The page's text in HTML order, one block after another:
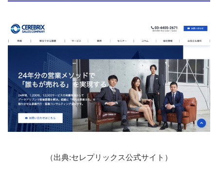
（出典:セレプリックス公式サイト）